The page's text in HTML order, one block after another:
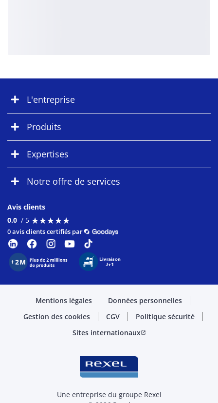
L'entreprise
Produits
Expertises
Notre offre de services
Avis clients
0.0 / 5 ★★★★★
★★★★★
0 avis clients certifiés par
Mentions légales
Données personnelles
Gestion des cookies
CGV
Politique sécurité
Sites internationauxopen_in_new
Une entreprise du groupe Rexel